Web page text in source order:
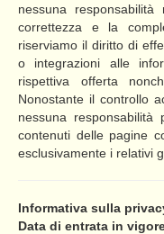
nessuna
correttezza e la
riserviamo il diritto di
o integrazioni alle
rispettiva offerta
Nonostante il controllo
nessuna
contenuti delle pagine
esclusivamente i relativi
Informativa sulla
Data di entrata in